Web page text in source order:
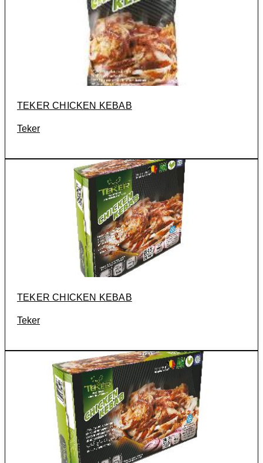
TEKER CHICKEN KEBAB
Teker
TEKER CHICKEN KEBAB
Teker